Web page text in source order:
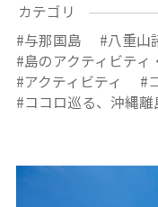
カテゴリ
与那国島
八重山
島のアクティビティ
アクティビティ
ココロ巡る、沖縄離